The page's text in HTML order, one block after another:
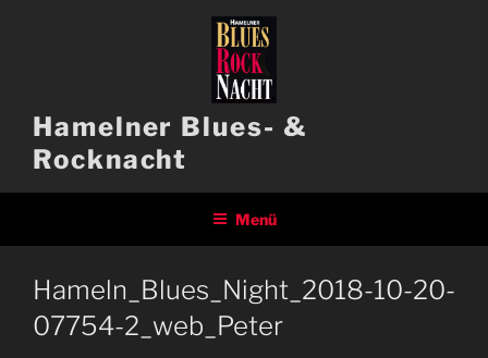
Hamelner Blues- &
Rocknacht
Menü
Hameln_Blues_Night_2018-10-20-
07754-2_web_Peter